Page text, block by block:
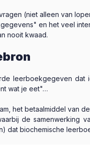
(niet alleen van
en het veel
nooit kwaad.
leerboekgegeven
wat je eet"…
het betaalmiddel van
de samenwerking
dat biochemische